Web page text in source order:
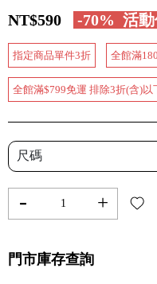
NT$590 -70% 活
指定商品單件3折 全館滿
全館滿$799免運 排除3折(含)
尺碼
- +
門市庫存查詢